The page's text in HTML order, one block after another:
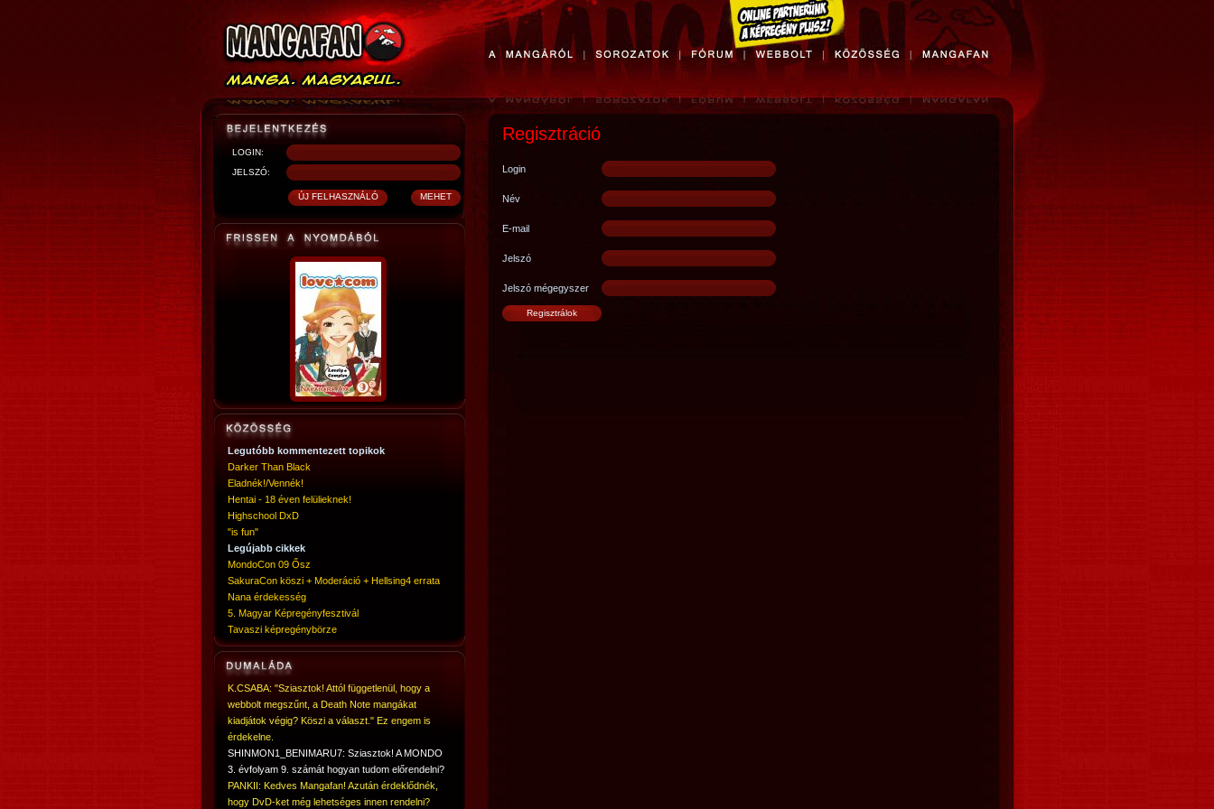
LOGIN:
JELSZÓ:
Legutóbb kommentezett topikok
Darker Than Black
Eladnék!/Vennék!
Hentai - 18 éven felülieknek!
Highschool DxD
"is fun"
Legújabb cikkek
MondoCon 09 Ősz
SakuraCon köszi + Moderáció + Hellsing4 errata
Nana érdekesség
5. Magyar Képregényfesztivál
Tavaszi képregénybörze
K.CSABA: "Sziasztok! Attól függetlenül, hogy a
webbolt megszűnt, a Death Note mangákat
kiadjátok végig? Köszi a választ." Ez engem is
érdekelne.
SHINMON1_BENIMARU7: Sziasztok! A MONDO
3. évfolyam 9. számát hogyan tudom előrendelni?
PANKII: Kedves Mangafan! Azután érdeklődnék,
hogy DvD-ket még lehetséges innen rendelni?
Regisztráció
Login
Név
E-mail
Jelszó
Jelszó mégegyszer